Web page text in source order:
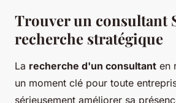
Trouver un consultant
recherche stratégique
La recherche d'un consultant en
un moment clé pour toute
sérieusement améliorer sa